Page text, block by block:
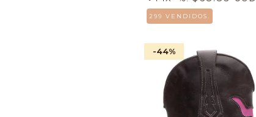
299 VENDIDOS.
-44%